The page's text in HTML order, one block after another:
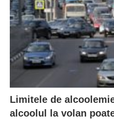
Limitele de
alcoolul la volan